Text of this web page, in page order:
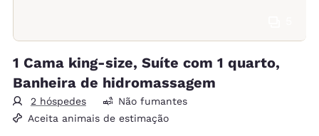
1 Cama king-size, Suíte com 1 quarto,
Banheira de hidromassagem
2 hóspedes
Não fumantes
Aceita animais de estimação